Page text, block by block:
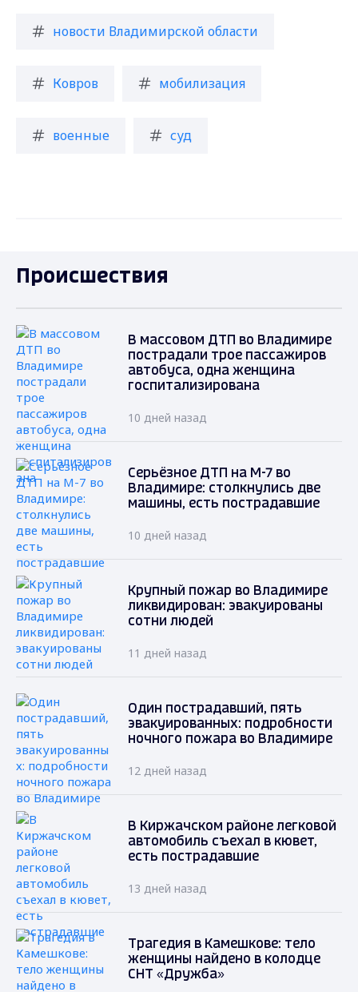
новости Владимирской области
Ковров мобилизация
военные суд
Происшествия
В массовом ДТП во Владимире
пострадали трое пассажиров
автобуса, одна женщина
госпитализирована
10 дней назад
Серьёзное ДТП на М-7 во
Владимире: столкнулись две
машины, есть пострадавшие
10 дней назад
Крупный пожар во Владимире
ликвидирован: эвакуированы
сотни людей
11 дней назад
Один пострадавший, пять
эвакуированных: подробности
ночного пожара во Владимире
12 дней назад
В Киржачском районе легковой
автомобиль съехал в кювет,
есть пострадавшие
13 дней назад
Трагедия в Камешкове: тело
женщины найдено в колодце
СНТ «Дружба»